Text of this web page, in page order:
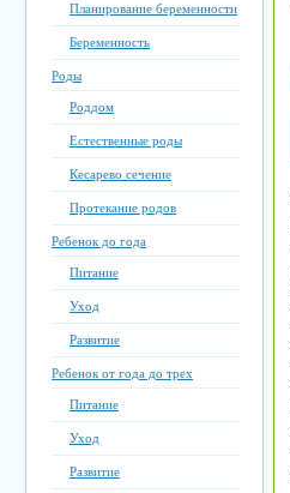
Планирование беременности
Беременность
Роды
Роддом
Естественные роды
Кесарево сечение
Протекание родов
Ребенок до года
Питание
Уход
Развитие
Ребенок от года до трех
Питание
Уход
Развитие